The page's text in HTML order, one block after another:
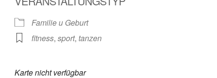
Familie u Geburt
fitness, sport, tanzen
Karte nicht verfügbar